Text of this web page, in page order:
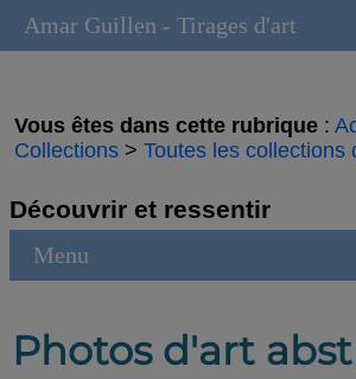
Vous êtes dans cette rubrique :
Collections >Toutes les collections
Découvrir et ressentir
Menu
Photos d'art
Amar Guillen - Tirages d'art